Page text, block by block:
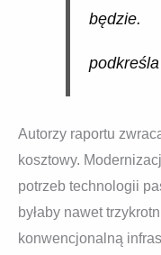
będzie.
Autorzy raportu
kosztowy.
potrzeb technologii
byłaby nawet
konwencjonalną